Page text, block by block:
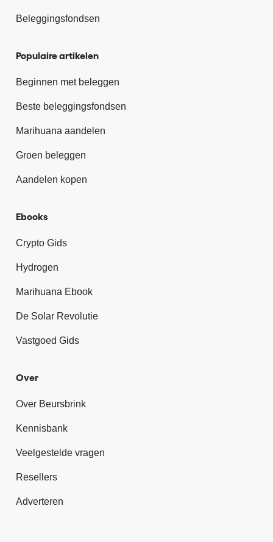
Beleggingsfondsen
Populaire artikelen
Beginnen met beleggen
Beste beleggingsfondsen
Marihuana aandelen
Groen beleggen
Aandelen kopen
Ebooks
Crypto Gids
Hydrogen
Marihuana Ebook
De Solar Revolutie
Vastgoed Gids
Over
Over Beursbrink
Kennisbank
Veelgestelde vragen
Resellers
Adverteren